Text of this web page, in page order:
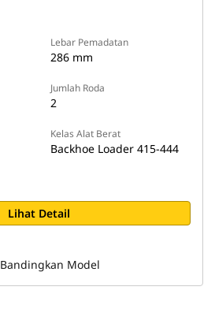
Lebar Pemadatan
286 mm
Jumlah Roda
2
Kelas Alat Berat
Backhoe Loader 415-444
Lihat Detail
Bandingkan Model